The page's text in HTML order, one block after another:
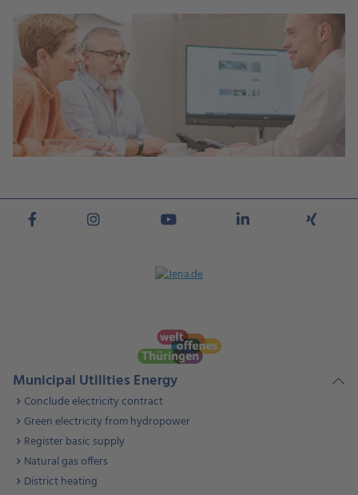
Municipal Utilities Energy
Conclude electricity contract
Green electricity from hydropower
Register basic supply
Natural gas offers
District heating